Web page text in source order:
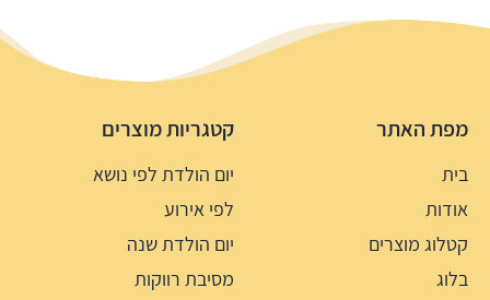
מפת האתר
בית
אודות
קטלוג מוצרים
בלוג
קטגריות מוצרים
יום הולדת לפי נושא
לפי אירוע
יום הולדת שנה
מסיבת רווקות